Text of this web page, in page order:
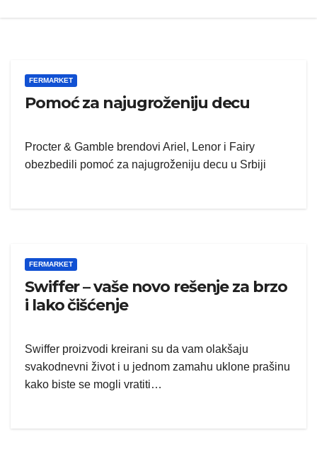
FERMARKET
Pomoć za najugroženiju decu
Procter & Gamble brendovi Ariel, Lenor i Fairy
obezbedili pomoć za najugroženiju decu u Srbiji
FERMARKET
Swiffer – vaše novo rešenje za brzo
i lako čišćenje
Swiffer proizvodi kreirani su da vam olakšaju
svakodnevni život i u jednom zamahu uklone prašinu
kako biste se mogli vratiti…